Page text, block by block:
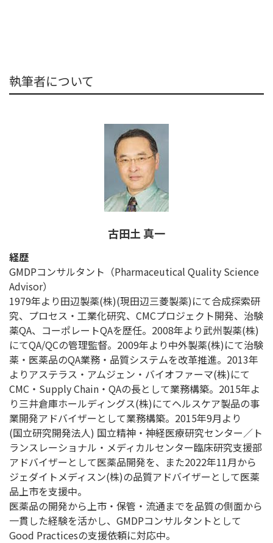
執筆者について
古田土 真一
経歴
GMDPコンサルタント（Pharmaceutical Quality Science
Advisor）
1979年より田辺製薬(株)(現田辺三菱製薬)にて合成探索研
究、プロセス・工業化研究、CMCプロジェクト開発、治験
薬QA、コーポレートQAを歴任。2008年より武州製薬(株)
にてQA/QCの管理監督。2009年より中外製薬(株)にて治験
薬・医薬品のQA業務・品質システムを改革推進。2013年
よりアステラス・アムジェン・バイオファーマ(株)にて
CMC・Supply Chain・QAの長として業務構築。2015年よ
り三井倉庫ホールディングス(株)にてヘルスケア製品の事
業開発アドバイザーとして業務構築。2015年9月より
(国立研究開発法人) 国立精神・神経医療研究センター／ト
ランスレーショナル・メディカルセンター臨床研究支援部
アドバイザーとして医薬品開発を、また2022年11月から
ジェダイトメディスン(株)の品質アドバイザーとして医薬
品上市を支援中。
医薬品の開発から上市・保管・流通までを品質の側面から
一貫した経験を活かし、GMDPコンサルタントとして
Good Practicesの支援依頼に対応中。